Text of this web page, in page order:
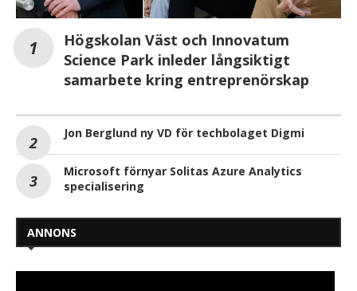
Högskolan Väst och Innovatum
Science Park inleder långsiktigt
samarbete kring entreprenörskap
Jon Berglund ny VD för techbolaget Digmi
Microsoft förnyar Solitas Azure Analytics
specialisering
ANNONS